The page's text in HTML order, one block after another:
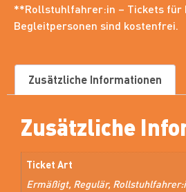
**Rollstuhlfahrer:in – Tickets für
Begleitpersonen sind kostenfrei.
Zusätzliche Informationen
Zusätzliche
Ticket Art
Ermäßigt, Regulär,